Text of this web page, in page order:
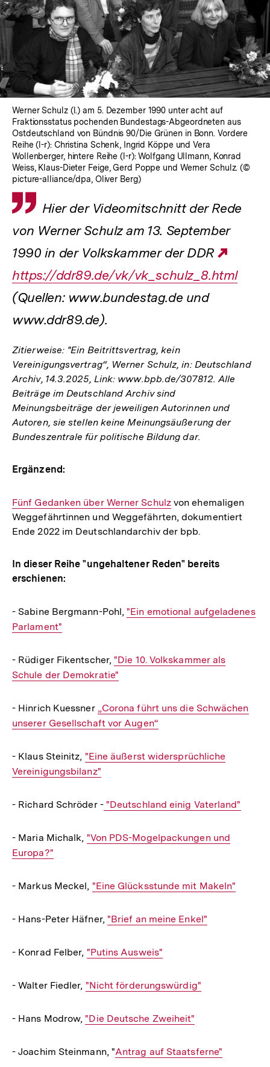
Werner Schulz (l.) am 5. Dezember 1990 unter acht auf
Fraktionsstatus pochenden Bundestags-Abgeordneten aus
Ostdeutschland von Bündnis 90/Die Grünen in Bonn. Vordere
Reihe (l-r): Christina Schenk, Ingrid Köppe und Vera
Wollenberger, hintere Reihe (l-r): Wolfgang Ullmann, Konrad
Weiss, Klaus-Dieter Feige, Gerd Poppe und Werner Schulz. (©
picture-alliance/dpa, Oliver Berg)
Zitat
Hier der Videomitschnitt der Rede
von Werner Schulz am 13. September
1990 in der Volkskammer der DDR
Link:
https://ddr89.de/vk/vk_schulz_8.html
(Quellen: www.bundestag.de und
www.ddr89.de).
Zitierweise: "Ein Beitrittsvertrag, kein
Vereinigungsvertrag“, Werner Schulz, in: Deutschland
Archiv, 14.3.2025, Link: www.bpb.de/307812. Alle
Beiträge im Deutschland Archiv sind
Meinungsbeiträge der jeweiligen Autorinnen und
Autoren, sie stellen keine Meinungsäußerung der
Bundeszentrale für politische Bildung dar.
Ergänzend:
Interner
Link:
Fünf Gedanken über Werner Schulzvon ehemaligen
Weggefährtinnen und Weggefährten, dokumentiert
Ende 2022 im Deutschlandarchiv der bpb.
In dieser Reihe "ungehaltener Reden" bereits
erschienen:
- Sabine Bergmann-Pohl,Interner
"Ein emotional aufgeladenes
Parlament"
- Rüdiger Fikentscher,Interner
Link:
"Die 10. Volkskammer als
Schule der Demokratie"
- Hinrich Kuessner Interner
Link:
„Corona führt uns die Schwächen
unserer Gesellschaft vor Augen“
- Klaus Steinitz, Interner
Link:
"Eine äußerst widersprüchliche
Vereinigungsbilanz"
- Richard Schröder -Interner
"Deutschland einig Vaterland"
- Maria Michalk, Interner
"Von PDS-Mogelpackungen und
Europa?"
- Markus Meckel, Interner
"Eine Glücksstunde mit Makeln"
- Hans-Peter Häfner, Interner
"Brief an meine Enkel"
- Konrad Felber, Interner
"Putins Ausweis"
- Walter Fiedler, Interner
"Nicht förderungswürdig"
- Hans Modrow,Interner
"Die Deutsche Zweiheit"
- Joachim Steinmann, "Interner
Antrag auf Staatsferne"